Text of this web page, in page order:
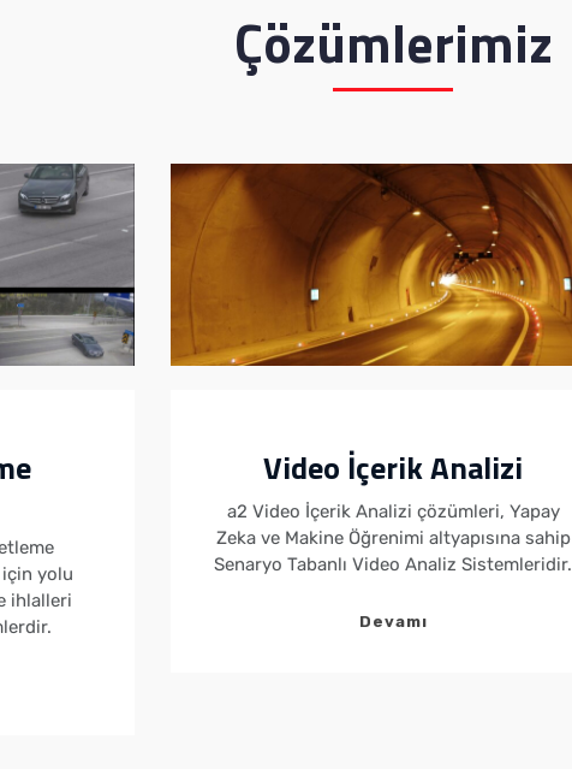
Çözümlerimiz
için yolu
ihlalleri
Video İçerik Analizi
a2 Video İçerik Analizi çözümleri, Yapay
Zeka ve Makine Öğrenimi altyapısına sahip
Senaryo Tabanlı Video Analiz Sistemleridir.
Devamı